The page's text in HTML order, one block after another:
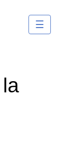
☰